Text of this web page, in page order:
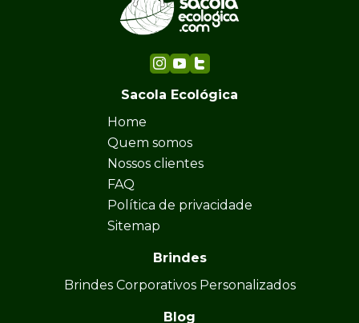
Sacola Ecológica
Home
Quem somos
Nossos clientes
FAQ
Política de privacidade
Sitemap
Brindes
Brindes Corporativos Personalizados
Blog